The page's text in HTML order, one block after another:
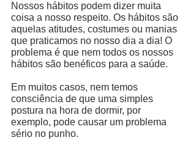
Nossos hábitos podem dizer muita
coisa a nosso respeito. Os hábitos são
aquelas atitudes, costumes ou manias
que praticamos no nosso dia a dia! O
problema é que nem todos os nossos
hábitos são benéficos para a saúde.
Em muitos casos, nem temos
consciência de que uma simples
postura na hora de dormir, por
exemplo, pode causar um problema
sério no punho.